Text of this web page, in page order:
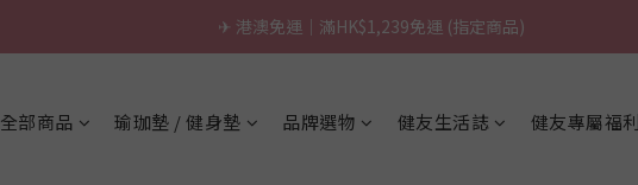
\ 台灣製超慢跑墊 / 升級啦.ᐟ.ᐟ（點我看介紹 💬）
\ 台灣製超慢跑墊 / 升級啦.ᐟ.ᐟ（點我看介紹 💬）
全部商品 瑜珈墊 / 健身墊 品牌選物 健友生活誌
健友專屬福利